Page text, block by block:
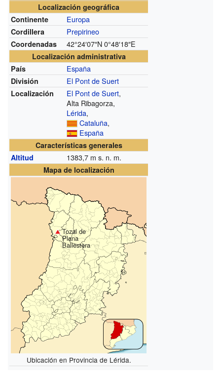
Localización geográfica
Continente
Europa
Cordillera Prepirineo
Coordenadas 42°24′07″N0°48′18″E
Localización administrativa
País
España
División El Pont de Suert
Localización El Pont de Suert,
Alta Ribagorza,
Lérida,
Cataluña,
España
Características generales
Altitud
1383,7 m s. n. m.
Mapa de localización
Tozal de
Plana
Ballestera
Ubicación en Provincia de Lérida.